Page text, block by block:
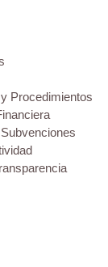
Procedimientos